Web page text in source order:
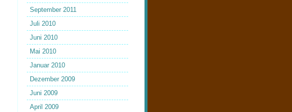
September 2011
Juli 2010
Juni 2010
Mai 2010
Januar 2010
Dezember 2009
Juni 2009
April 2009